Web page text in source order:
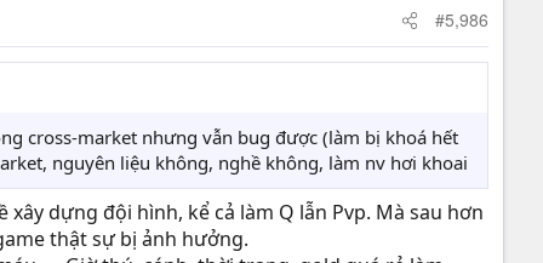
#5,986
cross-market nhưng vẫn bug được (làm bị khoá hết
nguyên liệu không, nghề không, làm nv hơi khoai
dựng đội hình, kể cả làm Q lẫn Pvp. Mà sau hơn
thật sự bị ảnh hưởng.